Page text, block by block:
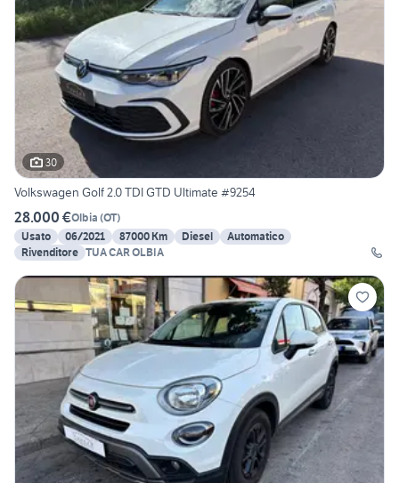
30
Volkswagen Golf 2.0 TDI GTD Ultimate #9254
28.000 €Olbia (OT)
Usato
06/2021 87000 Km Diesel
Automatico
Rivenditore TUA CAR OLBIA